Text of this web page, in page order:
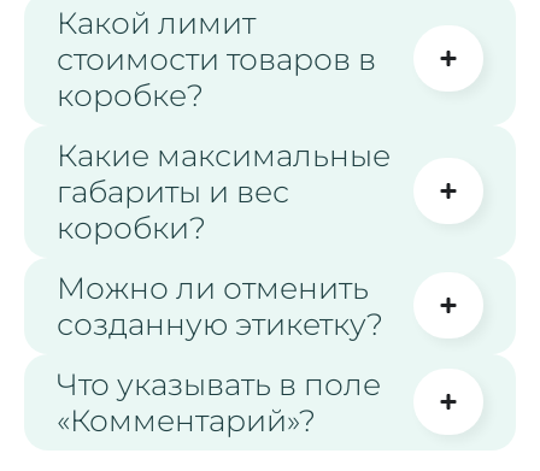
Какой лимит
стоимости товаров в
коробке?
Какие максимальные
габариты и вес
коробки?
Можно ли отменить
созданную этикетку?
Что указывать в поле
«Комментарий»?